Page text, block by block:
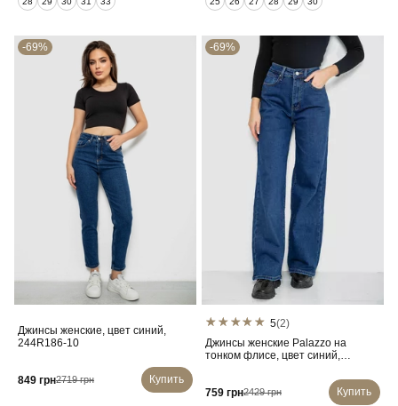
-69%
Джинсы женские, цвет синий,
244R186-10
849 грн2719 грн Купить
-69%
5(2)
Джинсы женские Palazzo на
тонком флисе, цвет синий,
759 грн2429 грн Купить